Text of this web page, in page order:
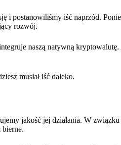
postanowiliśmy iść naprzód.
rozwój.
naszą natywną
musiał iść daleko.
jakość jej działania. W
bierne.